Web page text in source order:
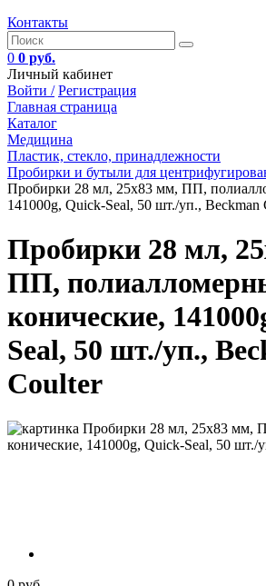
Контакты
0 0 руб.
Личный кабинет
Войти / Регистрация
Главная страница
Каталог
Медицина
Пластик, стекло, принадлежности
Пробирки и бутыли для
Пробирки 28 мл, 25х83 мм, ПП,
141000g, Quick-Seal, 50 шт./уп., Beckman
Пробирки 28 мл,
ПП,
конические,
Seal, 50 шт./уп.,
Coulter